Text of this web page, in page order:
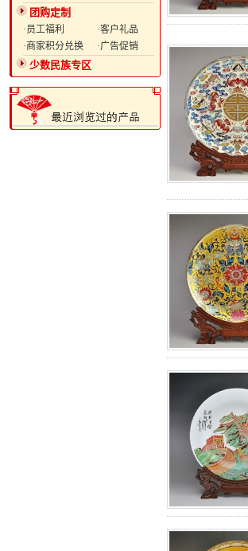
团购定制
·员工福利
·客户礼品
·商家积分兑换
·广告促销
少数民族专区